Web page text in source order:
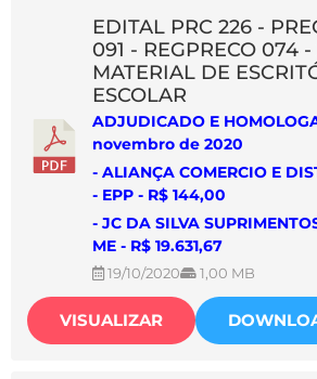
EDITAL PRC 226 -
091 - REGPRECO 074
MATERIAL DE
ESCOLAR
ADJUDICADO E
novembro de 2020
- ALIANÇA COMERCIO E
- EPP - R$ 144,00
- JC DA SILVA
ME - R$ 19.631,67
19/10/2020 1,00 MB
VISUALIZAR